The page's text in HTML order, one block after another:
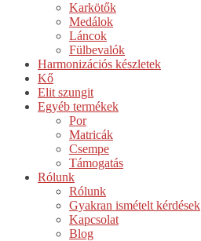
Karkötők
Medálok
Láncok
Fülbevalók
Harmonizációs készletek
Kő
Elit szungit
Egyéb termékek
Por
Matricák
Csempe
Támogatás
Rólunk
Rólunk
Gyakran ismételt kérdések
Kapcsolat
Blog